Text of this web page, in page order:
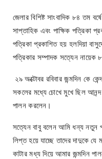
জেলার বিশিষ্ট সাংবাদিক ৮৪ তম
সাপ্তাহিক এবং পাক্ষিক পত্রিকা
পত্রিকা প্রকাশিত হয় হলদিয়া
পত্রিকার সম্পাদক সত্যেন নায়েক
২৯ অক্টোবর রবিবার জন্মদিন কে
সকলের মধ্যে চোখে মুখে ছিল
পালন করলেন।
সত্যেন বাবু বলেন আমি ধন্য নতুন
লিপ্ত হয়ে যাচ্ছে তাদের দাদুকে
কাটার মধ্য দিয়ে আমার জন্মদিন